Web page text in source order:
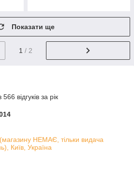
Показати ще
1 / 2
відгуків за рік
НЕМАЄ, тільки видача
Київ, Україна